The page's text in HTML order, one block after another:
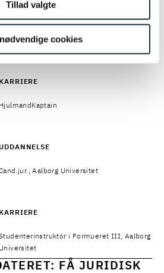
Tillad valgte
cookies
KARRIERE
Universitet
KARRIERE
HjulmandKaptain
UDDANNELSE
Aalborg Universitet
KARRIERE
i Formueret III, Aalborg
Universitet
FÅ JURIDISK